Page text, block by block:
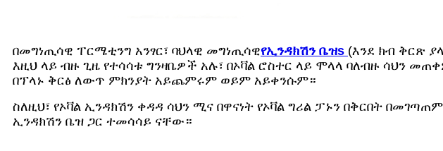
በመግነጢሳዊ ፐርሜቲንግ አንፃር፣ ባህላዊ መግነጢሳዊየኢንዳክሽን ቤዝs (እንደ ክብ ቅርጽ
እዚህ ላይ ብዙ ጊዜ የተሳሳቱ ግንዛቤዎች አሉ፣ በኦቫል ሮስተር ላይ ሞላላ ባለብዙ ሳህን
በፕላኑ ቅርፅ ለውጥ ምክንያት አይጨምሩም ወይም አይቀንሱም።
ስለዚህ፣ የኦቫል ኢንዳክሽን ቀዳዳ ሳህን ሚና በዋናነት የኦቫል ግሪል ፓኑን በቅርበት
ኢንዳክሽን ቤዝ ጋር ተመሳሳይ ናቸው።